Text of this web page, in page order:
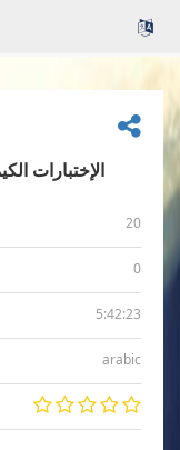
الإختبارات
20
0
5:42:23
arabic